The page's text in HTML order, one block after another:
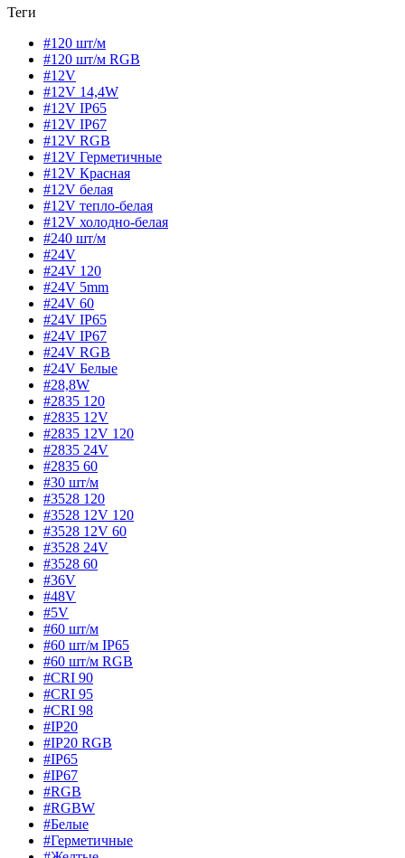
Теги
#120 шт/м
#120 шт/м RGB
#12V
#12V 14,4W
#12V IP65
#12V IP67
#12V RGB
#12V Герметичные
#12V Красная
#12V белая
#12V тепло-белая
#12V холодно-белая
#240 шт/м
#24V
#24V 120
#24V 5mm
#24V 60
#24V IP65
#24V IP67
#24V RGB
#24V Белые
#28,8W
#2835 120
#2835 12V
#2835 12V 120
#2835 24V
#2835 60
#30 шт/м
#3528 120
#3528 12V 120
#3528 12V 60
#3528 24V
#3528 60
#36V
#48V
#5V
#60 шт/м
#60 шт/м IP65
#60 шт/м RGB
#CRI 90
#CRI 95
#CRI 98
#IP20
#IP20 RGB
#IP65
#IP67
#RGB
#RGBW
#Белые
#Герметичные